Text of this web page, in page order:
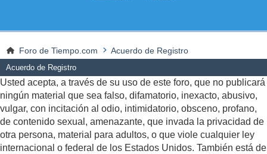
Foro de Tiempo.com Acuerdo de Registro
Acuerdo de Registro
Usted acepta, a través de su uso de este foro, que no publicará
ningún material que sea falso, difamatorio, inexacto, abusivo,
vulgar, con incitación al odio, intimidatorio, obsceno, profano,
de contenido sexual, amenazante, que invada la privacidad de
otra persona, material para adultos, o que viole cualquier ley
internacional o federal de los Estados Unidos. También está de